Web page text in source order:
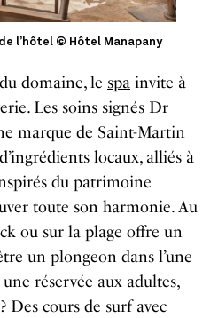
l’hôtel © Hôtel Manapany
domaine, le spa invite à
Les soins signés Dr
marque de Saint-Martin
locaux, alliés à
du patrimoine
toute son harmonie. Au
ou sur la plage offre un
un plongeon dans l’une
réservée aux adultes,
? Des cours de surf avec